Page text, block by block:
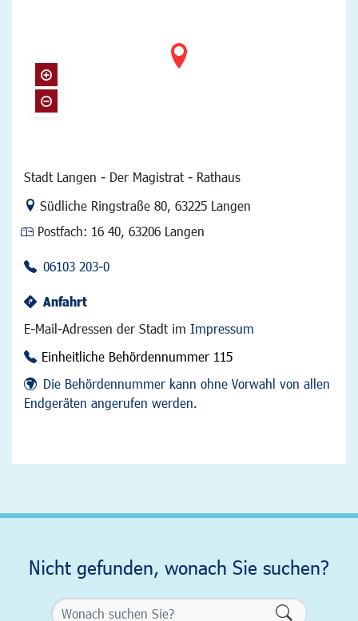
Stadt Langen - Der Magistrat - Rathaus
Link zur Google-Maps Navigation
Südliche Ringstraße 80, 63225 Langen
Postfach: 16 40, 63206 Langen
06103 203-0
Anfahrt
E-Mail-Adressen der Stadt im Impressum
Einheitliche Behördennummer 115
Die Behördennummer kann ohne Vorwahl von allen
Endgeräten angerufen werden.
Nicht gefunden, wonach Sie suchen?